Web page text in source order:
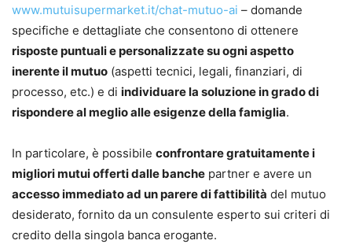
www.mutuisupermarket.it/chat-mutuo-ai – domande
specifiche e dettagliate che consentono di ottenere
risposte puntuali e personalizzate su ogni aspetto
inerente il mutuo (aspetti tecnici, legali, finanziari, di
processo, etc.) e di individuare la soluzione in grado di
rispondere al meglio alle esigenze della famiglia.
In particolare, è possibile confrontare gratuitamente i
migliori mutui offerti dalle banche partner e avere un
accesso immediato ad un parere di fattibilità del mutuo
desiderato, fornito da un consulente esperto sui criteri di
credito della singola banca erogante.